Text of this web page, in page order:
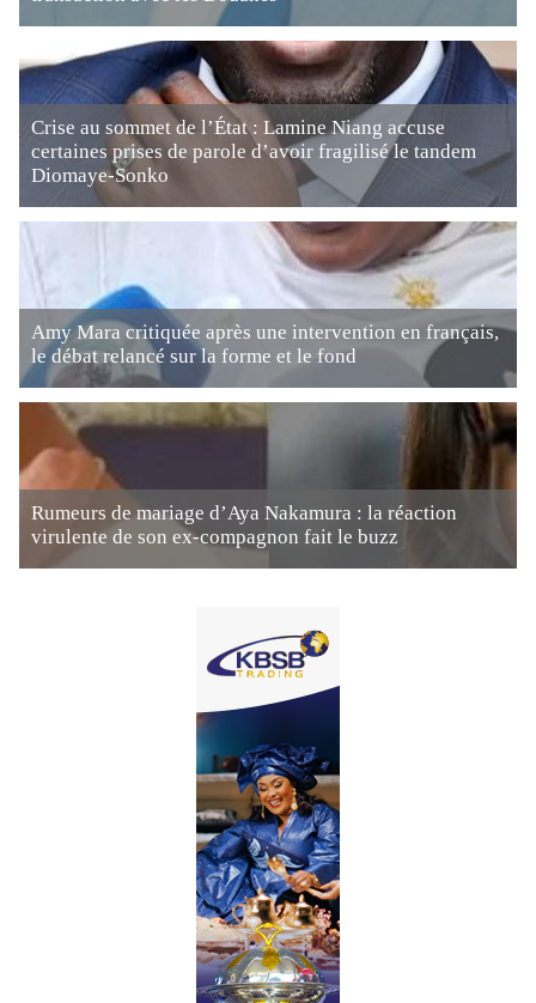
Crise au sommet de l’État : Lamine Niang accuse
certaines prises de parole d’avoir fragilisé le tandem
Diomaye-Sonko
Amy Mara critiquée après une intervention en français,
le débat relancé sur la forme et le fond
Rumeurs de mariage d’Aya Nakamura : la réaction
virulente de son ex-compagnon fait le buzz